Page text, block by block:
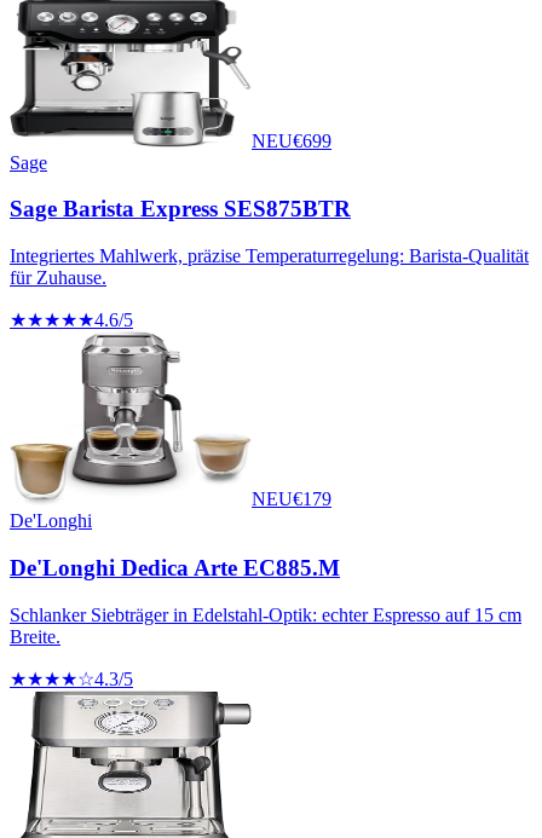
NEU€699
Sage
Sage Barista Express SES875BTR
Integriertes Mahlwerk, präzise Temperaturregelung: Barista-Qualität
für Zuhause.
★★★★★4.6/5
NEU€179
De'Longhi
De'Longhi Dedica Arte EC885.M
Schlanker Siebträger in Edelstahl-Optik: echter Espresso auf 15 cm
Breite.
★★★★☆4.3/5